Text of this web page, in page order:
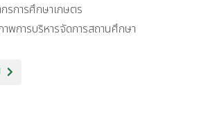
รการศึกษาเกษตร
การบริหารจัดการสถานศึกษา
งวิทยาลัย
ดไป: คณะผู้บริหาร